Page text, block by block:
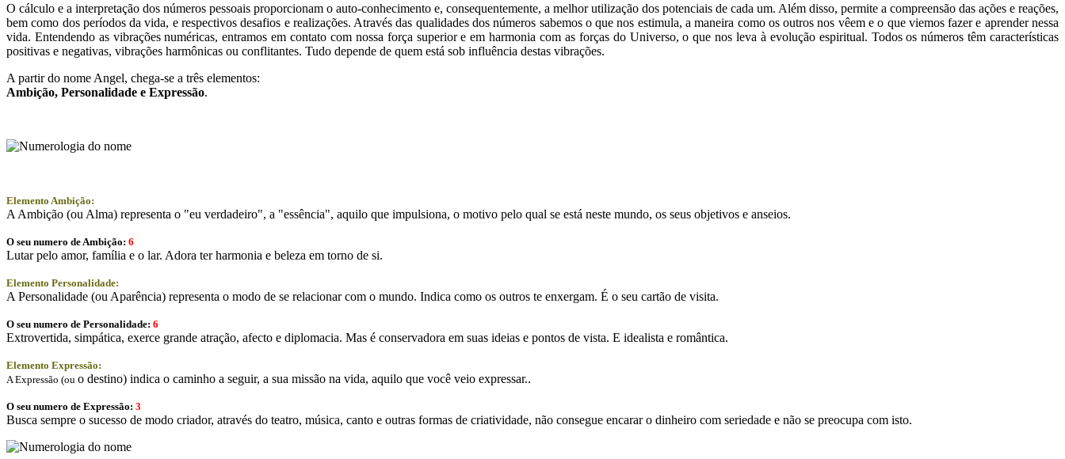
O cálculo e a interpretação dos números pessoais proporcionam o auto-conhecimento e, consequentemente, a melhor utilização dos potenciais de cada um. Além disso, permite a compreensão das ações e reações,
bem como dos períodos da vida, e respectivos desafios e realizações. Através das qualidades dos números sabemos o que nos estimula, a maneira como os outros nos vêem e o que viemos fazer e aprender nessa
vida. Entendendo as vibrações numéricas, entramos em contato com nossa força superior e em harmonia com as forças do Universo, o que nos leva à evolução espiritual. Todos os números têm características
positivas e negativas, vibrações harmônicas ou conflitantes. Tudo depende de quem está sob influência destas vibrações.
A partir do nome Angel, chega-se a três elementos:
Ambição, Personalidade e Expressão.
Elemento Ambição:
A Ambição (ou Alma) representa o "eu verdadeiro", a "essência", aquilo que impulsiona, o motivo pelo qual se está neste mundo, os seus objetivos e anseios.
O seu numero de Ambição: 6
Lutar pelo amor, família e o lar. Adora ter harmonia e beleza em torno de si.
Elemento Personalidade:
A Personalidade (ou Aparência) representa o modo de se relacionar com o mundo. Indica como os outros te enxergam. É o seu cartão de visita.
O seu numero de Personalidade: 6
Extrovertida, simpática, exerce grande atração, afecto e diplomacia. Mas é conservadora em suas ideias e pontos de vista. E idealista e romântica.
Elemento Expressão:
A Expressão (ou o destino) indica o caminho a seguir, a sua missão na vida, aquilo que você veio expressar..
O seu numero de Expressão: 3
Busca sempre o sucesso de modo criador, através do teatro, música, canto e outras formas de criatividade, não consegue encarar o dinheiro com seriedade e não se preocupa com isto.